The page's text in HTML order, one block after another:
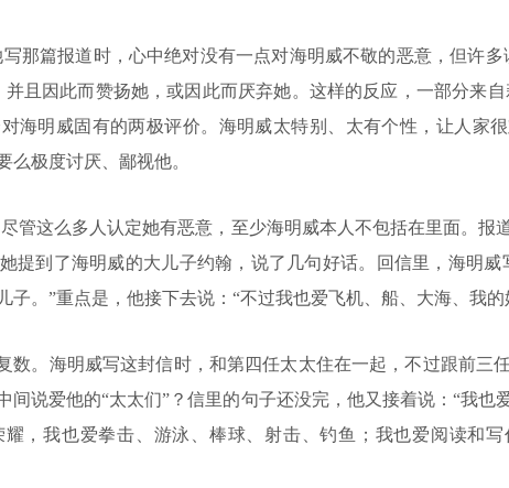
篇报道时，心中绝对没有一点对海明威不敬的恶意，但许多
且因此而赞扬她，或因此而厌弃她。这样的反应，一部分来
海明威固有的两极评价。海明威太特别、太有个性，让人家
么极度讨厌、鄙视他。
这么多人认定她有恶意，至少海明威本人不包括在里面。报
提到了海明威的大儿子约翰，说了几句好话。回信里，海明威
子。”重点是，他接下去说：“不过我也爱飞机、船、大海、我
。海明威写这封信时，和第四任太太住在一起，不过跟前三
间说爱他的“太太们”？信里的句子还没完，他又接着说：“我也
，我也爱拳击、游泳、棒球、射击、钓鱼；我也爱阅读和